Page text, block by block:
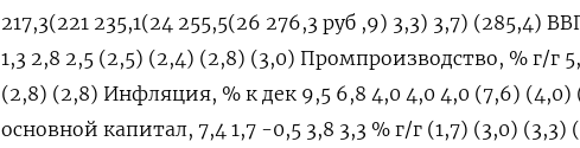
217,3(221 235,1(24 255,5(26 276,3 руб ,9) 3,3) 3,7) (285,4)
1,3 2,8 2,5 (2,5) (2,4) (2,8) (3,0) Промпроизводство, % г/г
(2,8) (2,8) Инфляция, % к дек 9,5 6,8 4,0 4,0 4,0 (7,6)
основной капитал, 7,4 1,7 -0,5 3,8 3,3 % г/г (1,7) (3,0)